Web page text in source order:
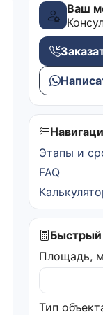
Ваш
Этапы и
FAQ
Быстрый
Площадь,
Тип